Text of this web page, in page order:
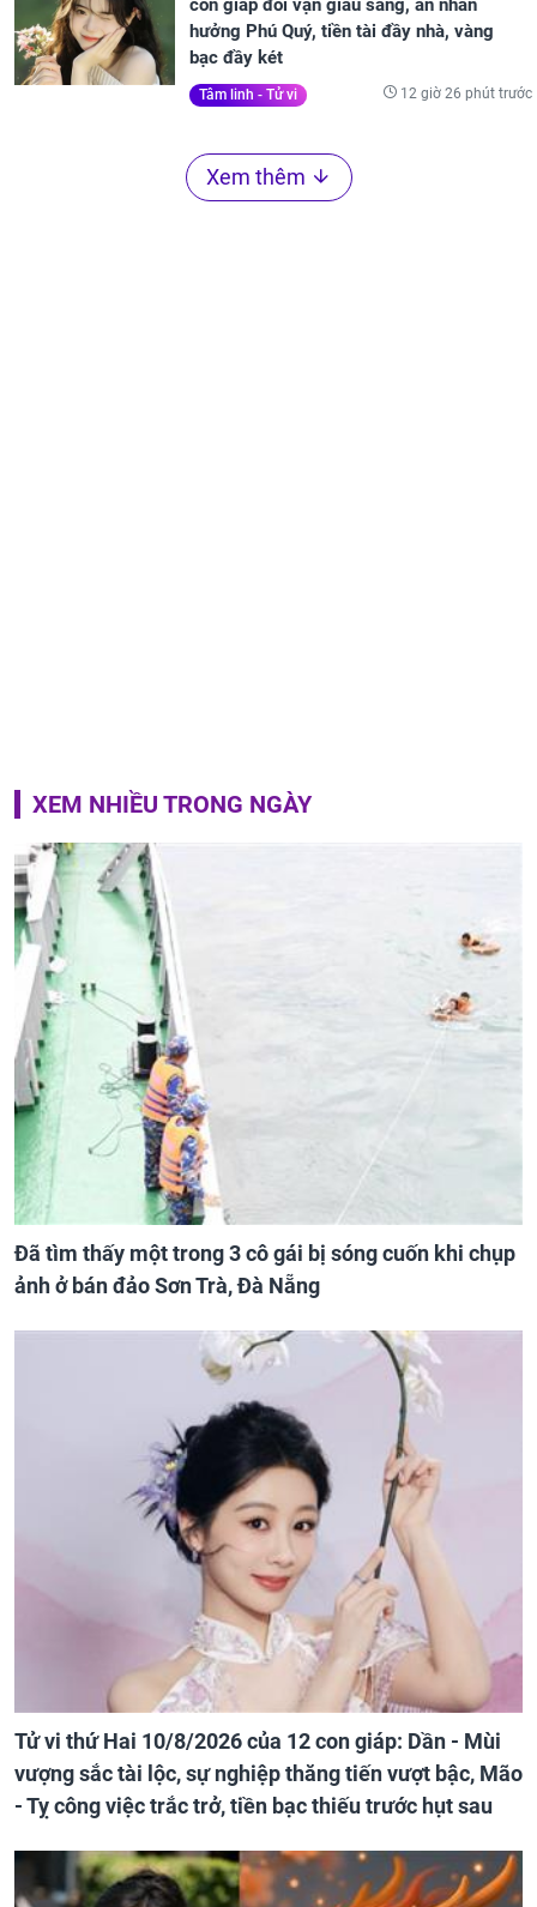
con giáp đổi vận giàu sang, an nhàn
hưởng Phú Quý, tiền tài đầy nhà, vàng
bạc đầy két
Tâm linh - Tử vi 12 giờ 26 phút trước
Xem thêm
XEM NHIỀU TRONG NGÀY
Đã tìm thấy một trong 3 cô gái bị sóng cuốn khi chụp
ảnh ở bán đảo Sơn Trà, Đà Nẵng
Tử vi thứ Hai 10/8/2026 của 12 con giáp: Dần - Mùi
vượng sắc tài lộc, sự nghiệp thăng tiến vượt bậc, Mão
- Tỵ công việc trắc trở, tiền bạc thiếu trước hụt sau